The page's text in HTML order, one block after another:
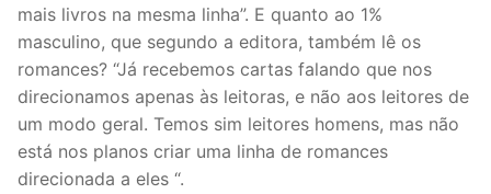
mais livros na mesma linha”. E quanto ao 1%
masculino, que segundo a editora, também lê os
romances? “Já recebemos cartas falando que nos
direcionamos apenas às leitoras, e não aos leitores de
um modo geral. Temos sim leitores homens, mas não
está nos planos criar uma linha de romances
direcionada a eles “.